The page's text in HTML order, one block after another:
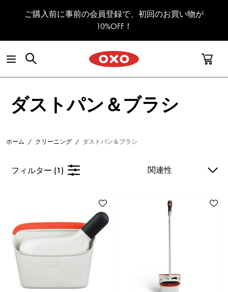
ご購入前に事前の会員登録で、初回のお買い物が
10%OFF！
ダストパン＆ブラシ
ホーム / クリーニング / ダストパン＆ブラシ
フィルター (1)